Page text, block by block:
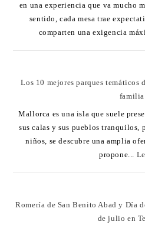
en una experiencia que va mucho
sentido, cada mesa trae
comparten una exigencia
Los 10 mejores parques temáticos
familia
Mallorca es una isla que suele
sus calas y sus pueblos tranquilos,
niños, se descubre una amplia
propone...
Romería de San Benito Abad y Día
de julio en